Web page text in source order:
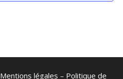
Mentions légales – Politique de